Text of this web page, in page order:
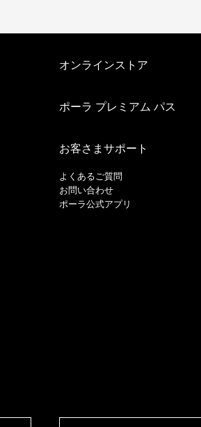
オンラインストア
ポーラ プレミアム パス
お客さまサポート
よくあるご質問
お問い合わせ
ポーラ公式アプリ